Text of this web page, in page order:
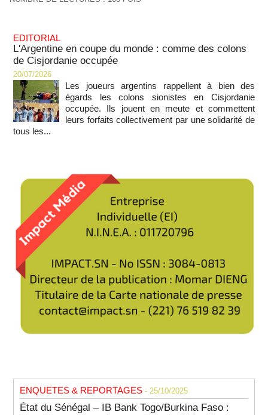
EDITORIAL
L'Argentine en coupe du monde : comme des colons
de Cisjordanie occupée
20/07/2026
Les joueurs argentins rappellent à bien des
égards les colons sionistes en Cisjordanie
occupée. Ils jouent en meute et commettent
leurs forfaits collectivement par une solidarité de
tous les...
ENQUETES & REPORTAGES - 25/10/2025
État du Sénégal – IB Bank Togo/Burkina Faso :